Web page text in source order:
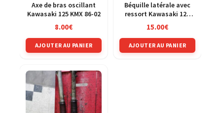
Axe de bras oscillant
Kawasaki 125 KMX 86-02
8.00€
AJOUTER AU PANIER
Béquille latérale avec
ressort Kawasaki 125
KMX 86-02
15.00€
AJOUTER AU PANIER